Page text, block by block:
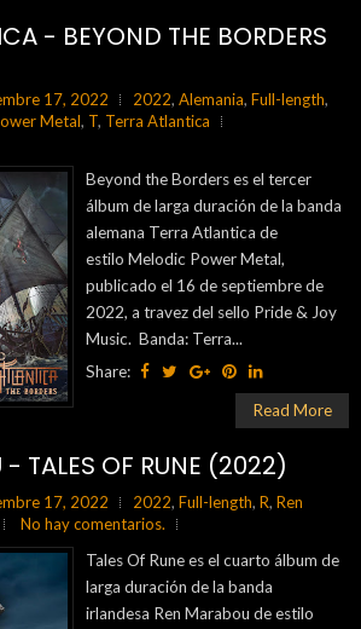
- BEYOND THE BORDERS
17, 2022 2022, Alemania, Full-length,
Metal, T, Terra Atlantica
Beyond the Borders es el tercer
álbum de larga duración de la banda
alemana Terra Atlantica de
estilo Melodic Power Metal,
publicado el 16 de septiembre de
2022, a travez del sello Pride & Joy
Music. Banda: Terra...
Share:
Read More
- TALES OF RUNE (2022)
17, 2022 2022, Full-length, R, Ren
No hay comentarios.
Tales Of Rune es el cuarto álbum de
larga duración de la banda
irlandesa Ren Marabou de estilo